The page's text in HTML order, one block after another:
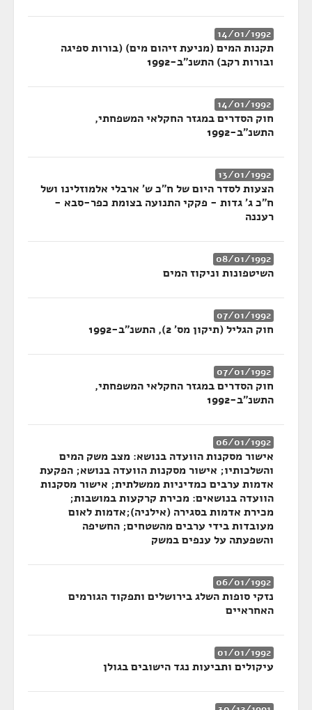
14/01/1992
תקנות המים (מניעת זיהום מים) (בורות ספיגה
ובורות רקב) התשנ"ב-1992
14/01/1992
חוק הסדרים במגזר החקלאי המשפחתי,
התשנ"ב-1992
13/01/1992
הצעות לסדר היום של ח"כ ש' ארבלי אלמוזלינו ושל
ח"כ ג' גדות - פקקי התנועה בצומת כפר-סבא -
רעננה
08/01/1992
השיטפונות וניקוז המים
07/01/1992
חוק הגליל (תיקון מס' 2), התשנ"ב-1992
07/01/1992
חוק הסדרים במגזר החקלאי המשפחתי,
התשנ"ב-1992
06/01/1992
אישור מסקנות הוועדה בנושא: מצב משק המים
והשלכותיו; אישור מסקנות הוועדה בנושא; הפקעת
אדמות ערבים כמדיניות ממשלתית; אישור מסקנות
הוועדה בנושאים: מכירת קרקעות במושבות;
מכירת אדמות בסגירה (אילניה);אדמות לאום
מעובדות בידי ערבים מהשטחים; החשיפה
והשפעתה על ענפים במשק
06/01/1992
נזקי סופות השלג בירושלים ותפקוד הגורמים
האחראיים
01/01/1992
עיקולים ותביעות נגד הישובים בגולן